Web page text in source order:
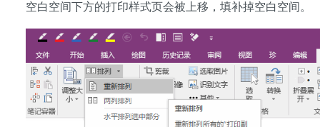
空白空间下方的打印样式页会被上移，填补掉空白空间。